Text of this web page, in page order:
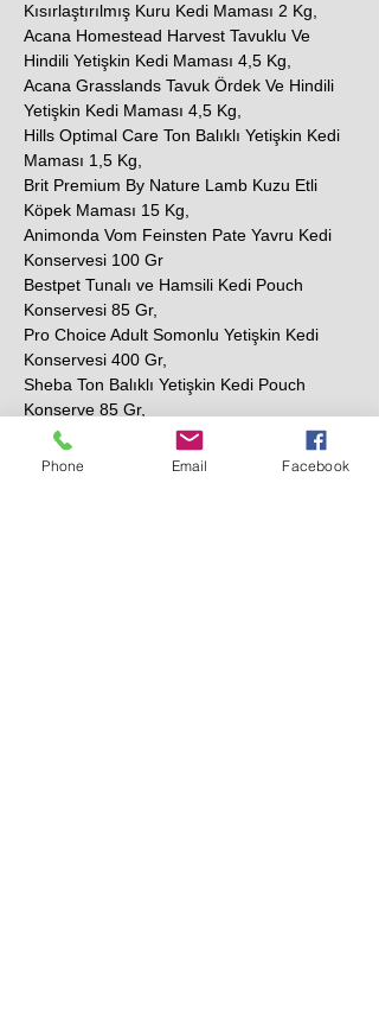
Kısırlaştırılmış Kuru Kedi Maması 2 Kg,
Acana Homestead Harvest Tavuklu Ve
Hindili Yetişkin Kedi Maması 4,5 Kg,
Acana Grasslands Tavuk Ördek Ve Hindili
Yetişkin Kedi Maması 4,5 Kg,
Hills Optimal Care Ton Balıklı Yetişkin Kedi
Maması 1,5 Kg,
Brit Premium By Nature Lamb Kuzu Etli
Köpek Maması 15 Kg,
Animonda Vom Feinsten Pate Yavru Kedi
Konservesi 100 Gr
Bestpet Tunalı ve Hamsili Kedi Pouch
Konservesi 85 Gr,
Pro Choice Adult Somonlu Yetişkin Kedi
Konservesi 400 Gr,
Sheba Ton Balıklı Yetişkin Kedi Pouch
Konserve 85 Gr,
N&D Prime Tavuklu ve Narlı Tahılsız Yetişkin
Kedi Konservesi 80 Gr,
Phone Email Facebook